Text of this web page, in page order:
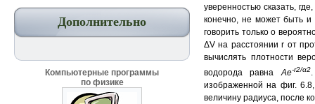
Дополнительно
Компьютерные программы
по физике
уверенностью сказать,
конечно, не может быть и
говорить только о
ΔV на расстоянии r от
вычислять плотности
водорода равнаAe-r2/α2
изображенной на фиг.
величину радиуса, после